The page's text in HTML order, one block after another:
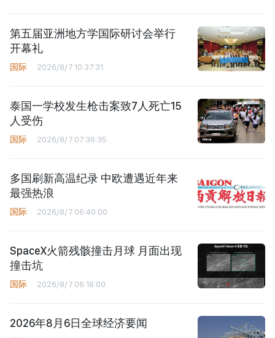
第五届亚洲地方学国际研讨会举行
开幕礼
国际 2026/8/7 10:37:31
泰国一学校发生枪击案致7人死亡15
人受伤
国际 2026/8/7 07:36:35
多国刷新高温纪录 中欧遭遇近年来
最强热浪
国际 2026/8/7 06:40:00
SpaceX火箭残骸撞击月球 月面出现
撞击坑
国际 2026/8/7 06:18:00
2026年8月6日全球经济要闻